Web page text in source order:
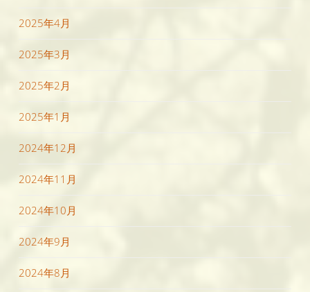
2025年4月
2025年3月
2025年2月
2025年1月
2024年12月
2024年11月
2024年10月
2024年9月
2024年8月